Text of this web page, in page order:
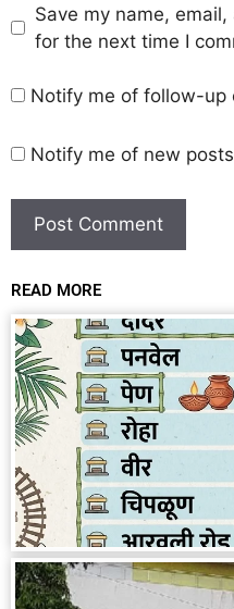
Save my name,
for the next time I
Notify me of follow-up
Notify me of new
READ MORE